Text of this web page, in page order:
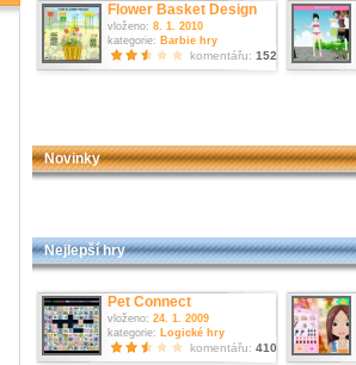
Flower Basket Design
vloženo: 8. 1. 2010
kategorie: Barbie hry
komentářu: 152
Novinky
Nejlepší hry
Pet Connect
vloženo: 24. 1. 2009
kategorie: Logické hry
komentářu: 410